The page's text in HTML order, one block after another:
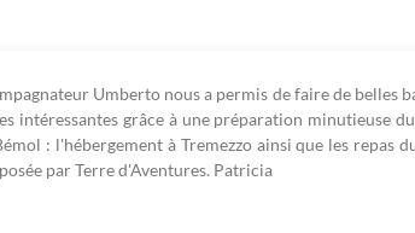
Umberto nous a permis de faire de belles
intéressantes grâce à une préparation minutieuse
: l'hébergement à Tremezzo ainsi que les repas
par Terre d'Aventures. Patricia